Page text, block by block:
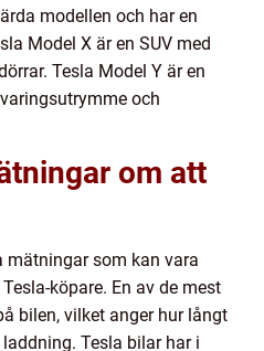
modellen och har en
Model X är en SUV med
Tesla Model Y är en
och
om att
som kan vara
köpare. En av de mest
bilen, vilket anger hur långt
Tesla bilar har i